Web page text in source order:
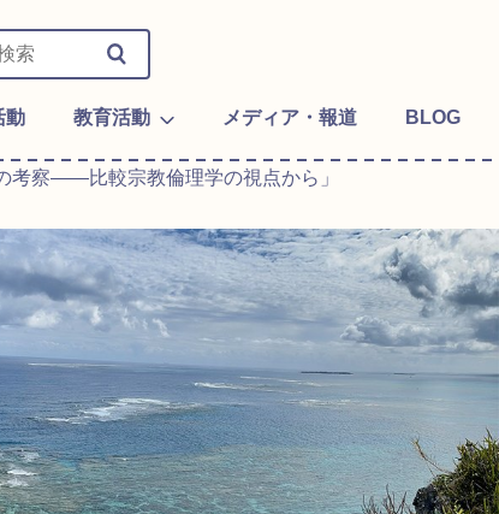
動 教育活動 メディア・報道 BLOG
考察――比較宗教倫理学の視点から」